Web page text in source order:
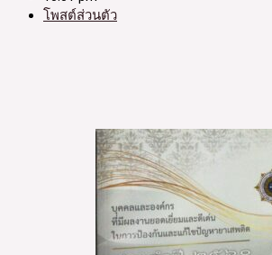
โพสต์ส่วนตัว